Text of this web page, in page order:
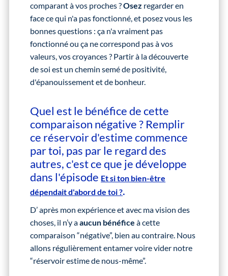
comparant à vos proches ?Osez regarder en
face ce qui n'a pas fonctionné, et posez vous les
bonnes questions : ça n'a vraiment pas
fonctionné ou ça ne correspond pas à vos
valeurs, vos croyances ? Partir à la découverte
de soi est un chemin semé de positivité,
d'épanouissement et de bonheur.
Quel est le bénéfice de cette
comparaison négative ? Remplir
ce réservoir d'estime commence
par toi, pas par le regard des
autres, c'est ce que je développe
dans l'épisode Et si ton bien-être
dépendait d'abord de toi ?.
D’ après mon expérience et avec ma vision des
choses, il n’y aaucun bénéfice à cette
comparaison “négative”, bien au contraire. Nous
allons régulièrement entamer voire vider notre
“réservoir estime de nous-même”.